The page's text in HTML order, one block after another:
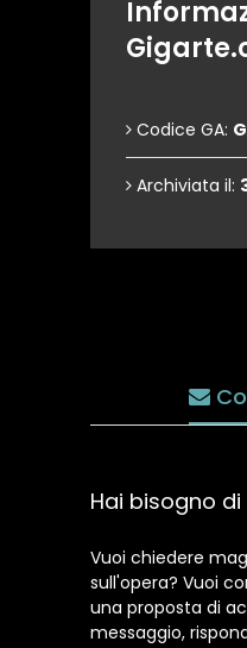
Codice GA:
Archiviata il:
Hai bisogno
Vuoi chiedere
sull'opera? Vuoi
una proposta di
messaggio,